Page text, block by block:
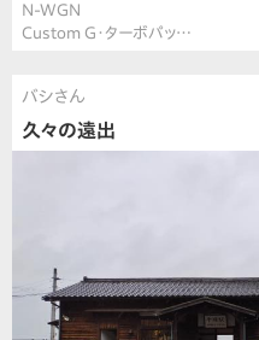
N-WGN
Custom G・ターボパッ…
バシさん
久々の遠出